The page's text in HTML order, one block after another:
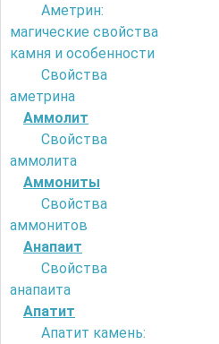
Аметрин:
магические свойства
камня и особенности
Свойства
аметрина
Аммолит
Свойства
аммолита
Аммониты
Свойства
аммонитов
Анапаит
Свойства
анапаита
Апатит
Апатит камень: